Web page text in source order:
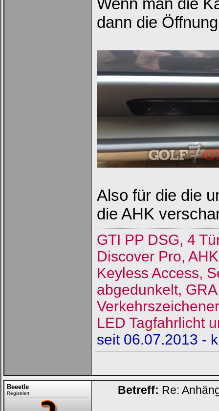
Ich habe mein Passwort
vergessen
Wenn man die
dann die
Also für die die
die AHK
GTI PP DSG, 4
Discover Pro,
Keyless Access,
abgedunkelt,
LED Tagfahrlicht
seit 06.07.2013 -
Beeetle
Registriert Betreff: Re: